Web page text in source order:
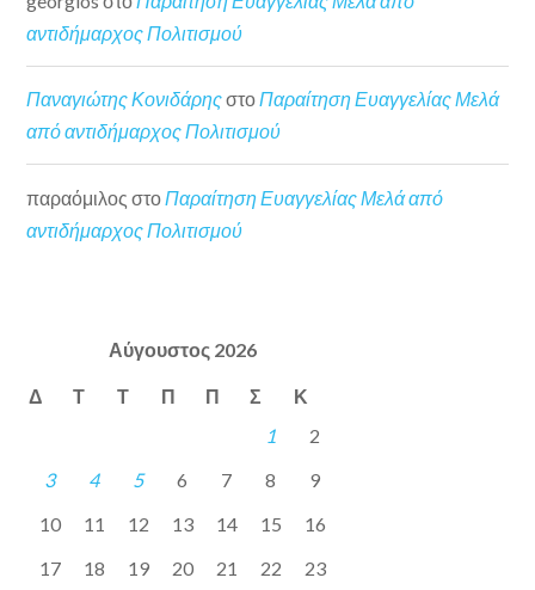
αντιδήμαρχος Πολιτισμού
Παναγιώτης ΚονιδάρηςστοΠαραίτηση Ευαγγελίας Μελά
από αντιδήμαρχος Πολιτισμού
παραόμιλος στο Παραίτηση Ευαγγελίας Μελά από
αντιδήμαρχος Πολιτισμού
Αύγουστος 2026
Δ Τ Τ Π Π Σ Κ
1
2
3
4 5 6 7 8
9
10
11 12 13 14 15
16
17
18 19 20 21 22
23